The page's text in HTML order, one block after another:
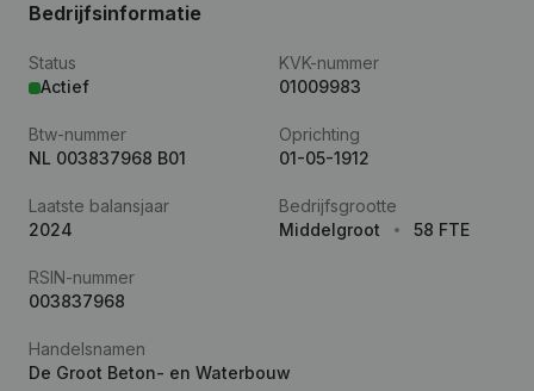
Bedrijfsinformatie
Status
Actief
KVK-nummer
01009983
Btw-nummer
NL 003837968 B01
Oprichting
01-05-1912
Laatste balansjaar
2024
Bedrijfsgrootte
Middelgroot
58 FTE
RSIN-nummer
003837968
Handelsnamen
De Groot Beton- en Waterbouw